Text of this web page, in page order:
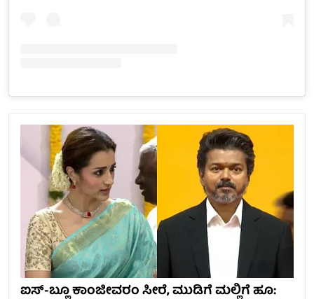
ಐಸ್-ಬ್ಲೂ ಕಾಂಜೀವರಂ ಸೀರೆ, ಮುಡಿಗೆ ಮಲ್ಲಿಗೆ ಹೂ: